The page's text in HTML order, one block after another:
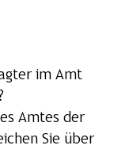
im Amt
Amtes der
Sie über